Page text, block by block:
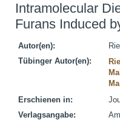
Intramolecular
Furans Induced
Autor(en):
Tübinger Autor(en):
Erschienen in:
Verlagsangabe: